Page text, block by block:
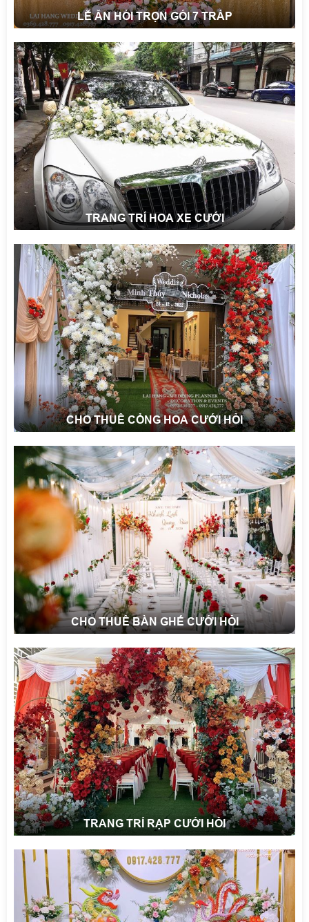
LỄ ĂN HỎI TRỌN GÓI 7 TRÁP
TRANG TRÍ HOA XE CƯỚI
CHO THUÊ CỔNG HOA CƯỚI HỎI
CHO THUÊ BÀN GHẾ CƯỚI HỎI
TRANG TRÍ RẠP CƯỚI HỎI